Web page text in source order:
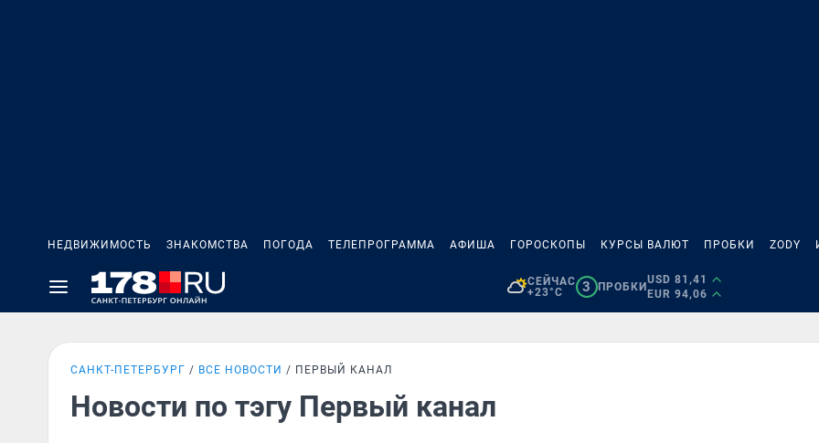
НЕДВИЖИМОСТЬ ЗНАКОМСТВА ПОГОДА ТЕЛЕПРОГРАММА АФИША ГОРОСКОПЫ КУРСЫ ВАЛЮТ ПРОБКИ ZODY
СЕЙЧАС
+23°C
3 ПРОБКИ
USD 81,41
EUR 94,06
САНКТ-ПЕТЕРБУРГ ВСЕ НОВОСТИ ПЕРВЫЙ КАНАЛ
Новости по тэгу Первый канал